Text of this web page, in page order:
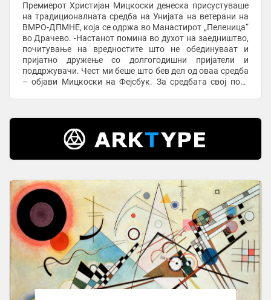
Премиерот Христијан Мицкоски денеска присустуваше
на традиционалната средба на Унијата на ветерани на
ВМРО-ДПМНЕ, која се одржа во Манастирот „Пеленица“
во Драчево. -Настанот помина во духот на заедништво,
почитување на вредностите што не обединуваат и
пријатно дружење со долгогодишни пријатели и
поддржувачи. Чест ми беше што бев дел од оваа средба
– објави Мицкоски на Фејсбук. За средбата свој пост